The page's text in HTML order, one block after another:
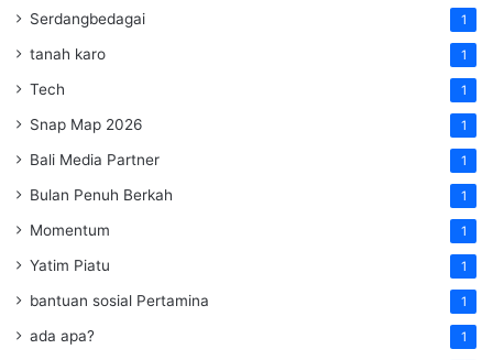
Serdangbedagai 1
tanah karo 1
Tech 1
Snap Map 2026 1
Bali Media Partner 1
Bulan Penuh Berkah 1
Momentum 1
Yatim Piatu 1
bantuan sosial Pertamina 1
ada apa? 1